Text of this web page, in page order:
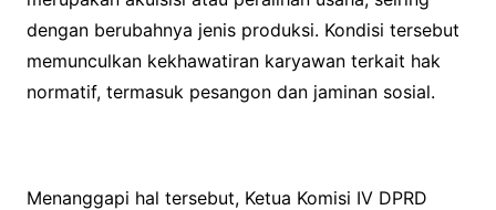
dengan berubahnya jenis produksi. Kondisi tersebut
memunculkan kekhawatiran karyawan terkait hak
normatif, termasuk pesangon dan jaminan sosial.
Menanggapi hal tersebut, Ketua Komisi IV DPRD